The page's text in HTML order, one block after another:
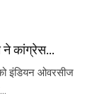
ने कांग्रेस...
इंडियन ओवरसीज